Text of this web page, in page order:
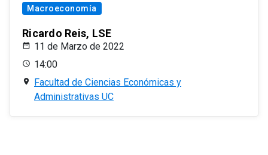
Macroeconomía
Ricardo Reis, LSE
11 de Marzo de 2022
14:00
Facultad de Ciencias Económicas y
Administrativas UC